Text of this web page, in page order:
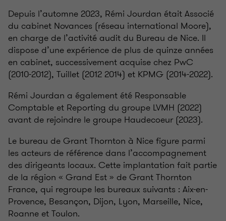
Depuis l’automne 2023, Rémi Jourdan était Associé
du cabinet Novances (réseau international Moore),
en charge de l’activité audit du Bureau de Nice. Il
dispose d’une expérience de plus de quinze années
en cabinet, successivement acquise chez PwC
(2010-2012), Tuillet (2012 2014) et KPMG (2014-2022).
Rémi Jourdan a également été Responsable
Comptable et Reporting du groupe LVMH (2022)
avant de rejoindre le groupe Haudecoeur (2023).
Le bureau de Grant Thornton à Nice figure parmi
les acteurs de référence dans l’accompagnement
des dirigeants locaux. Cette implantation fait partie
de la région « Grand Est» de Grant Thornton
France, qui regroupe les bureaux suivants : Aix-en-
Provence, Besançon, Dijon, Lyon, Marseille, Nice,
Roanne et Toulon.